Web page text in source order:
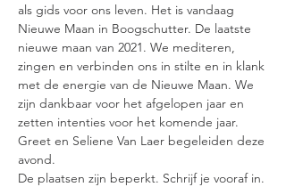
als gids voor ons leven. Het is vandaag
Nieuwe Maan in Boogschutter. De laatste
nieuwe maan van 2021. We mediteren,
zingen en verbinden ons in stilte en in klank
met de energie van de Nieuwe Maan. We
zijn dankbaar voor het afgelopen jaar en
zetten intenties voor het komende jaar.
Greet en Seliene Van Laer begeleiden deze
avond.
De plaatsen zijn beperkt. Schrijf je vooraf in.